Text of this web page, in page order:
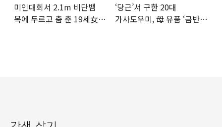
미인대회서 2.1m 비단뱀
목에 두르고 춤 춘 19세女
‘당근’서 구한 20대
가사도우미, 母 유품 ‘금반지